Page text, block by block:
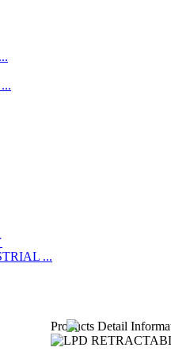
...
Products Detail